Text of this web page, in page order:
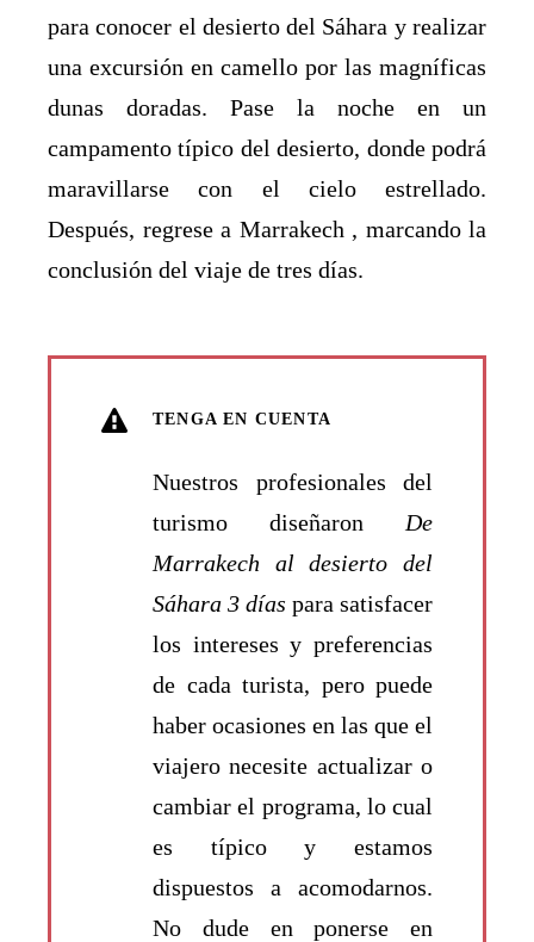
para conocer el desierto del Sáhara y realizar
una excursión en camello por las magníficas
dunas doradas. Pase la noche en un
campamento típico del desierto, donde podrá
maravillarse con el cielo estrellado.
Después, regrese a Marrakech , marcando la
conclusión del viaje de tres días.
TENGA EN CUENTA
Nuestros profesionales del
turismo diseñaron De
Marrakech al desierto del
Sáhara 3 días para satisfacer
los intereses y preferencias
de cada turista, pero puede
haber ocasiones en las que el
viajero necesite actualizar o
cambiar el programa, lo cual
es típico y estamos
dispuestos a acomodarnos.
No dude en ponerse en